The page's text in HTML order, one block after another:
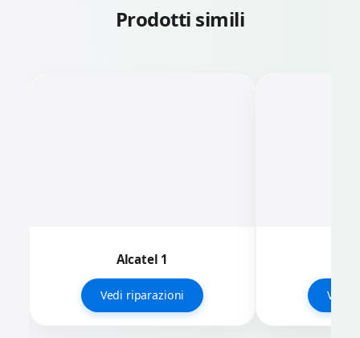
Prodotti simili
Alcatel 1
Vedi riparazioni Vedi